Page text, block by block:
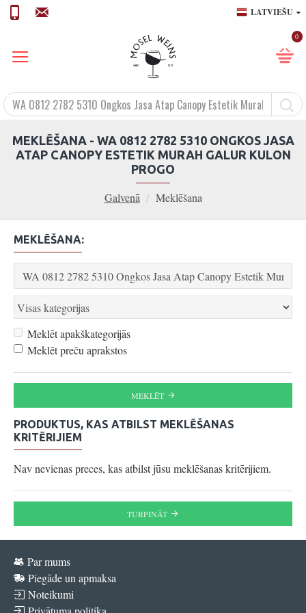
LATVIEŠU
0
Galvenā Meklēšana
MEKLĒŠANA - WA 0812 2782 5310 ONGKOS JASA
ATAP CANOPY ESTETIK MURAH GALUR KULON
PROGO
MEKLĒŠANA:
Meklēt apakškategorijās
Meklēt preču aprakstos
MEKLĒT
PRODUKTUS, KAS ATBILST MEKLĒŠANAS
KRITĒRIJIEM
Nav nevienas preces, kas atbilst jūsu meklēšanas kritērijiem.
TURPINĀT
Par mums
Piegāde un apmaksa
Noteikumi